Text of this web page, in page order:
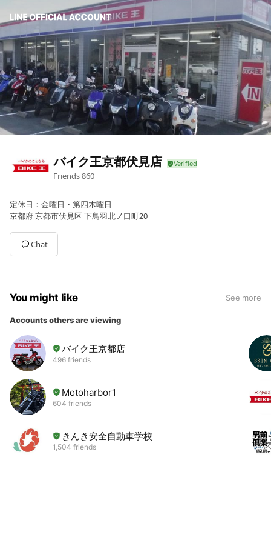
バイク王京都伏見店
Friends860
定休日：金曜日・第四木曜日
京都府 京都市伏見区 下鳥羽北ノ口町20
Chat
You might like See more
Accounts others are viewing
バイク王京都店
496 friends
Motoharbor1
604 friends
きんき安全自動車学校
1,504 friends